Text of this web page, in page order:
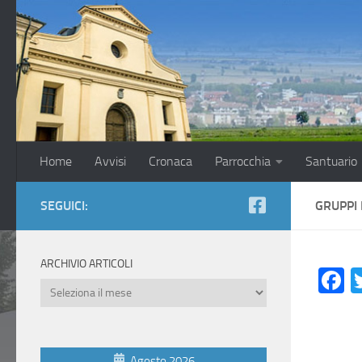
Salta al contenuto
Home Avvisi Cronaca Parrocchia Santuario
GRUPPI
SEGUICI:
ARCHIVIO ARTICOLI
Archivio